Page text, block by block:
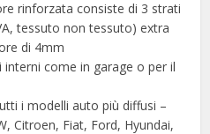
rinforzata consiste di 3 strati
tessuto non tessuto) extra
di 4mm
come in garage o per il
i modelli auto più diffusi –
Citroen, Fiat, Ford, Hyundai,